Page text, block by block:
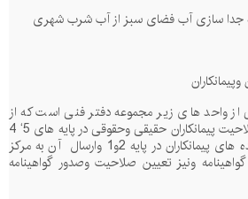
جدا سازی آب فضای سبز از آب شرب شهری
از واحد های زیر مجموعه دفتر فنی است که از
پیمانکاران حقیقی وحقوقی در پایه های 5‘ 4
در پایه 2و1 وارسال آن به مرکز
ونیز تعیین صلاحیت وصدور گواهینامه